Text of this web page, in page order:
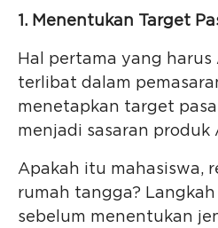
1. Menentukan Target
Hal pertama yang
terlibat dalam
menetapkan target
menjadi sasaran produk
Apakah itu mahasiswa,
rumah tangga?
sebelum menentukan